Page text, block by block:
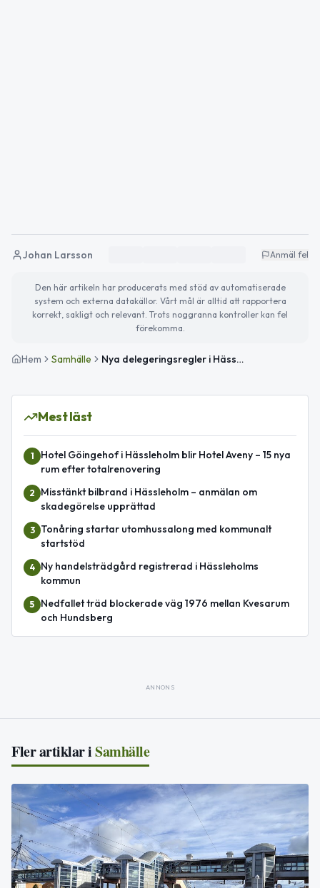
Johan Larsson Anmäl fel
Den här artikeln har producerats med stöd av automatiserade
system och externa datakällor. Vårt mål är alltid att rapportera
korrekt, sakligt och relevant. Trots noggranna kontroller kan fel
förekomma.
Hem Samhälle Nya delegeringsregler i Hässleholms omsorgsnämnd
Mest läst
1
Hotel Göingehof i Hässleholm blir Hotel Aveny – 15 nya
rum efter totalrenovering
2
Misstänkt bilbrand i Hässleholm – anmälan om
skadegörelse upprättad
3
Tonåring startar utomhussalong med kommunalt
startstöd
4
Ny handelsträdgård registrerad i Hässleholms
kommun
5
Nedfallet träd blockerade väg 1976 mellan Kvesarum
och Hundsberg
ANNONS
Fler artiklar iSamhälle